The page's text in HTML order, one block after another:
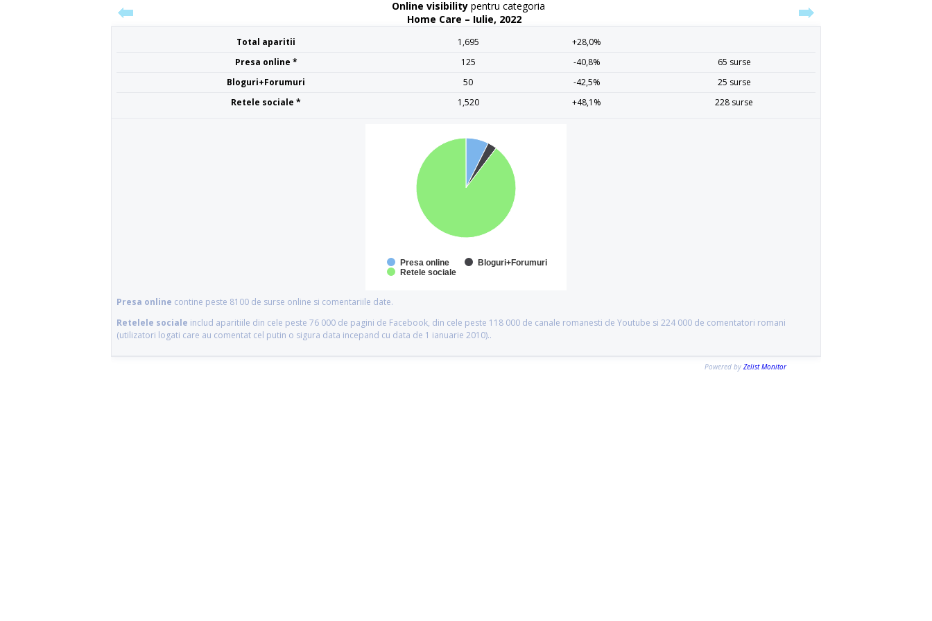
Online visibilitypentru categoria
Home Care – Iulie, 2022
Total aparitii 1,695
+28,0%
Presa online *
125 -40,8%
65 surse
Bloguri+Forumuri
50 -42,5%
25 surse
Retele sociale *
1,520 +48,1% 228 surse
Presa online
Bloguri+Forumuri
Retele sociale
Presa online contine peste 8100 de surse online si comentariile date.
Retelele sociale includ aparitiile din cele peste 76 000 de pagini de Facebook, din cele peste 118 000 de canale romanesti de Youtube si 224 000 de comentatori romani
(utilizatori logati care au comentat cel putin o sigura data incepand cu data de 1 ianuarie 2010)..
Powered by Zelist Monitor